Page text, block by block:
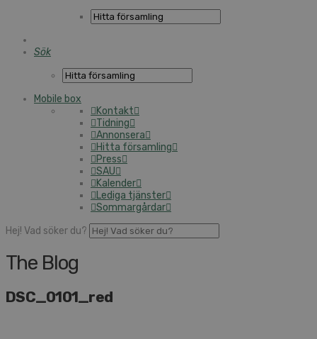
Sök
Mobile box
Kontakt
Tidning
Annonsera
Hitta församling
Press
SAU
Kalender
Lediga tjänster
Sommargårdar
Hej! Vad söker du?
The Blog
DSC_0101_red